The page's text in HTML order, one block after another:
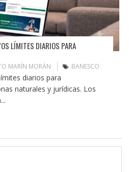
LÍMITES DIARIOS PARA
MARÍN MORÁN BANESCO
diarios para
naturales y jurídicas. Los